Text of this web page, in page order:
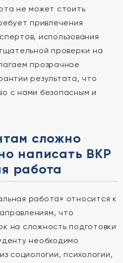
не может стоить
привлечения
использования
проверки на
прозрачное
результата, что
с нами безопасным и
сложно
написать ВКР
работа
работа» относится к
что
на сложность подготовки
необходимо
социологии, психологии,